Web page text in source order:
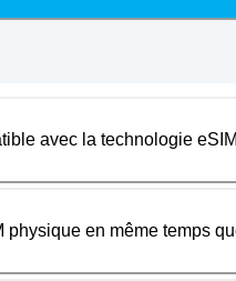
avec la technologie
physique en même temps